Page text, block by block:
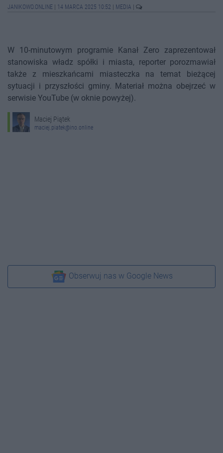
JANIKOWO.ONLINE 14 MARCA 2025 10:52 MEDIA
W 10-minutowym programie Kanał Zero zaprezentował
stanowiska władz spółki i miasta, reporter porozmawiał
także z mieszkańcami miasteczka na temat bieżącej
sytuacji i przyszłości gminy. Materiał można obejrzeć w
serwisie YouTube (w oknie powyżej).
Maciej Piątek
maciej.piatek@ino.online
Obserwuj nas w Google News